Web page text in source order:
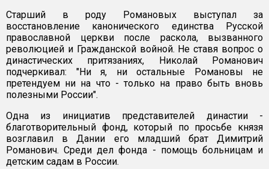
Старший в роду Романовых выступал за
восстановление канонического единства Русской
православной церкви после раскола, вызванного
революцией и Гражданской войной. Не ставя вопрос о
династических притязаниях, Николай Романович
подчеркивал: "Ни я, ни остальные Романовы не
претендуем ни на что - только на право быть вновь
полезными России".
Одна из инициатив представителей династии -
благотворительный фонд, который по просьбе князя
возглавил в Дании его младший брат Димитрий
Романович. Среди дел фонда - помощь больницам и
детским садам в России.